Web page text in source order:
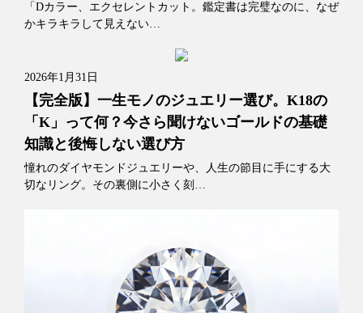
「Dカラー、エクセレントカット。鑑定書は完璧なのに、なぜ
かキラキラして見えない…
2026年1月31日
【完全版】一生モノのジュエリー選び。K18の
「K」って何？今さら聞けないゴールドの基礎
知識と後悔しない選び方
憧れのダイヤモンドジュエリーや、人生の節目に手にする大
切なリング。その裏側に小さく刻…